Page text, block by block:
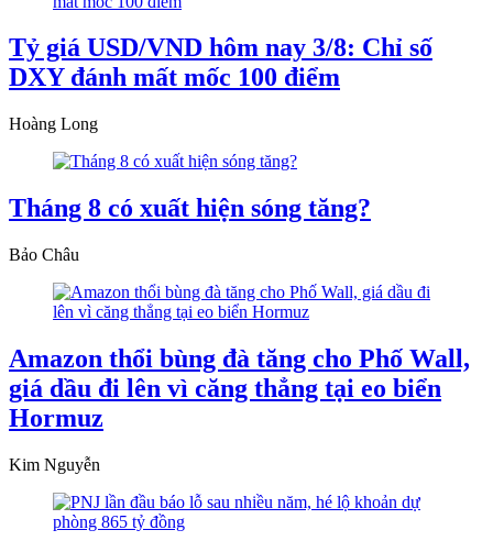
Tỷ giá USD/VND hôm nay 3/8: Chỉ số
DXY đánh mất mốc 100 điểm
Hoàng Long
Tháng 8 có xuất hiện sóng tăng?
Bảo Châu
Amazon thổi bùng đà tăng cho Phố Wall,
giá dầu đi lên vì căng thẳng tại eo biển
Hormuz
Kim Nguyễn